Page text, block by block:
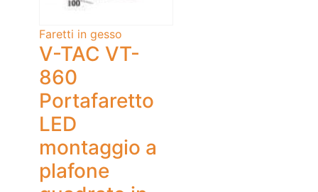
Faretti in gesso
V-TAC VT-
860
Portafaretto
LED
montaggio a
plafone